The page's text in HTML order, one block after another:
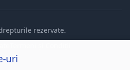
rezervate.
uri